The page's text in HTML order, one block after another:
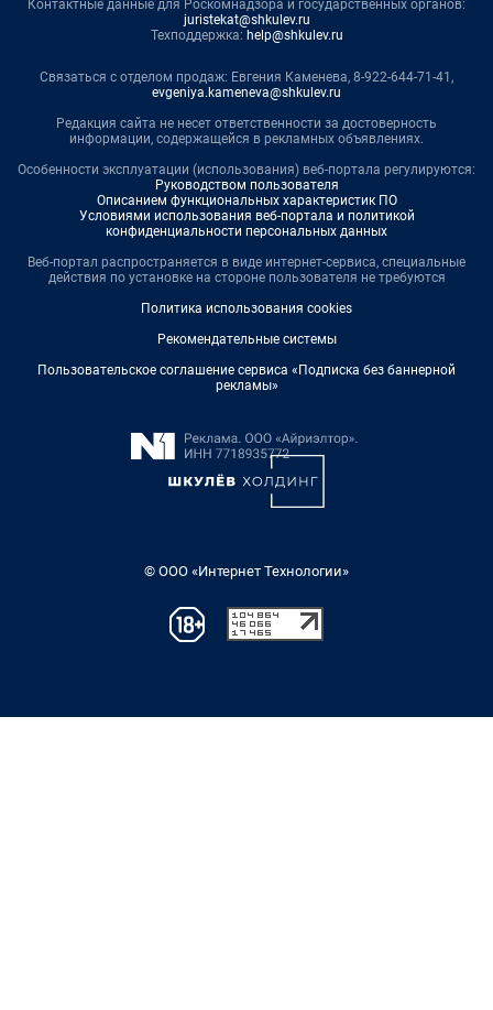
Контактные данные для Роскомнадзора и государственных органов:
juristekat@shkulev.ru
Техподдержка: help@shkulev.ru
Связаться с отделом продаж: Евгения Каменева, 8-922-644-71-41,
evgeniya.kameneva@shkulev.ru
Редакция сайта не несет ответственности за достоверность
информации, содержащейся в рекламных объявлениях.
Особенности эксплуатации (использования) веб-портала регулируются:
Руководством пользователя
Описанием функциональных характеристик ПО
Условиями использования веб-портала и политикой
конфиденциальности персональных данных
Веб-портал распространяется в виде интернет-сервиса, специальные
действия по установке на стороне пользователя не требуются
Политика использования cookies
Рекомендательные системы
Пользовательское соглашение сервиса «Подписка без баннерной
рекламы»
© ООО «Интернет Технологии»